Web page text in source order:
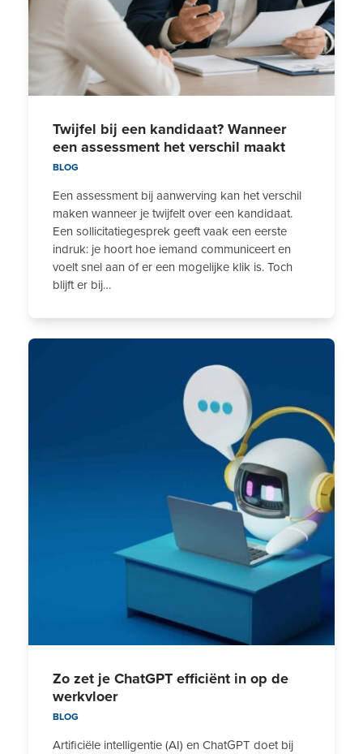
Twijfel bij een kandidaat? Wanneer
een assessment het verschil maakt
BLOG
Een assessment bij aanwerving kan het verschil
maken wanneer je twijfelt over een kandidaat.
Een sollicitatiegesprek geeft vaak een eerste
indruk: je hoort hoe iemand communiceert en
voelt snel aan of er een mogelijke klik is. Toch
blijft er bij…
Zo zet je ChatGPT efficiënt in op de
werkvloer
BLOG
Artificiële intelligentie (AI) en ChatGPT doet bij